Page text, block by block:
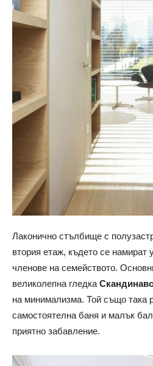
Лаконично стълбище с
втория етаж, където се намират
членове на семейството.
великолепна гледка
на минимализма. Той също така
самостоятелна баня и малък
приятно забавление.